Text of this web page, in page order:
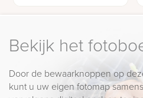
Bekijk het
Door de bewaarknoppen op
kunt u uw eigen fotomap